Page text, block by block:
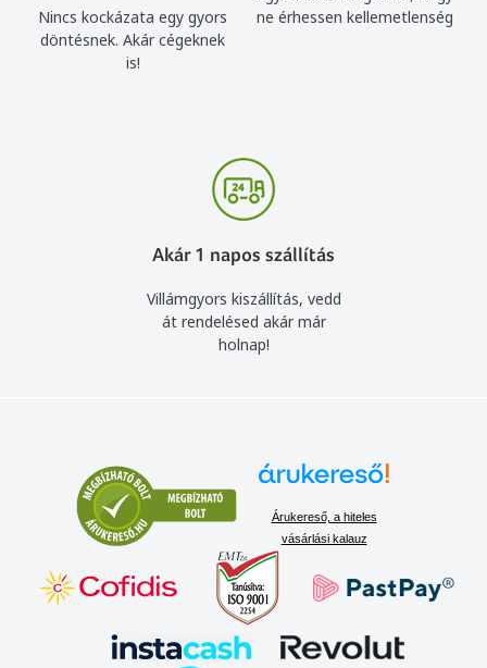
Nincs kockázata egy gyors
döntésnek. Akár cégeknek
is!
ne érhessen kellemetlenség
Akár 1 napos szállítás
Villámgyors kiszállítás, vedd
át rendelésed akár már
holnap!
Árukereső, a hiteles
vásárlási kalauz